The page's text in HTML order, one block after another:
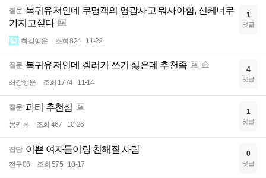
질문 복귀유저인데 무명객의 영광사고 뭐사야함, 신케너무
가지고싶다
최강행운 조회 824 11-22
1
댓글
질문 복귀유저인데 겔러거 쓰기 싫은데 추천좀
최강행운 조회 1774 11-14
4
댓글
질문 파티 추천점
몽키록 조회 467 10-26
1
댓글
잡담 이쁜 여자들이랑 친해질 사람
전구06 조회 575 10-17
0
댓글